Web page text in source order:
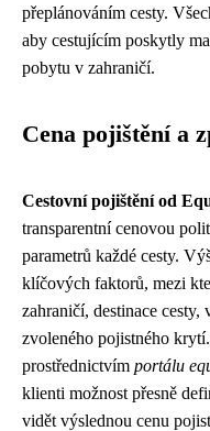
přeplánováním cesty.
aby cestujícím poskytly
pobytu v zahraničí.
Cena pojištění a
Cestovní pojištění od
transparentní cenovou
parametrů každé cesty.
klíčových faktorů, mezi
zahraničí, destinace cesty,
zvoleného pojistného
prostřednictvím portálu
klienti možnost přesně
vidět výslednou cenu